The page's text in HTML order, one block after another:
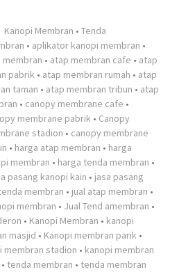
Kanopi Membran • Tenda
• aplikator kanopi membran •
membran • atap membran cafe • atap
pabrik • atap membran rumah • atap
taman • atap membran tribun • atap
• canopy membrane cafe •
membrane pabrik • Canopy
stadion • canopy membrane
• harga atap membran • harga
membran • harga tenda membran •
pasang kanopi kain • jasa pasang
membran • jual atap membran •
membran • Jual Tend amembran •
• Kanopi Membran • kanopi
masjid • Kanopi membran parik •
membran stadion • kanopi membran
• tenda membran • tenda membran